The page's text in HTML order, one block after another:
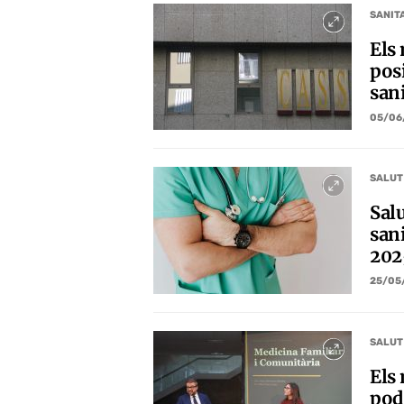
Els
05/
SALUT
25/
SALUT
Els